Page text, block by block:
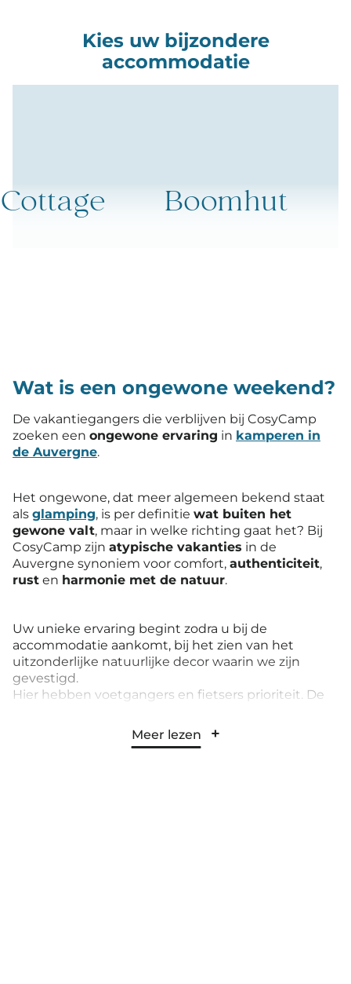
Kies uw bijzondere
accommodatie
Cottage Boomhut
Wat is een ongewone weekend?
De vakantiegangers die verblijven bij CosyCamp
zoeken een ongewone ervaring in kamperen in
de Auvergne.
Het ongewone, dat meer algemeen bekend staat
als glamping, is per definitie wat buiten het
gewone valt, maar in welke richting gaat het? Bij
CosyCamp zijn atypische vakanties in de
Auvergne synoniem voor comfort, authenticiteit,
rust en harmonie met de natuur.
Meer lezen
Uw unieke ervaring begint zodra u bij de
accommodatie aankomt, bij het zien van het
uitzonderlijke natuurlijke decor waarin we zijn
gevestigd.
Hier hebben voetgangers en fietsers prioriteit. De
ongewone verblijf in de Auvergne.